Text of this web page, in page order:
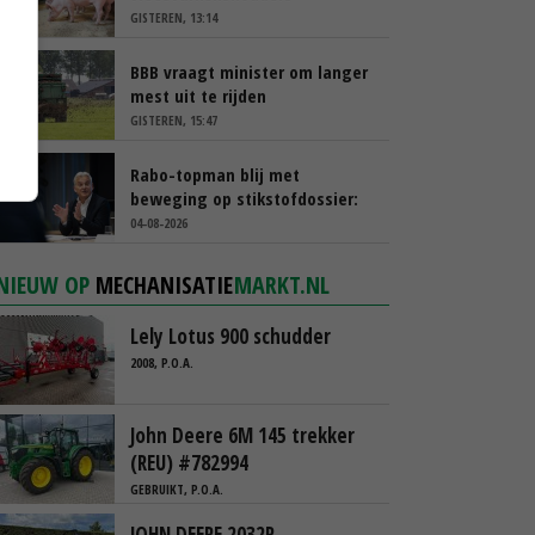
GISTEREN, 13:14
BBB vraagt minister om langer
mest uit te rijden
GISTEREN, 15:47
Rabo-topman blij met
beweging op stikstofdossier:
‘Verdienmodel van boeren blijft
04-08-2026
OP MECHANISATIEMARKT.NL
Lely Lotus 900 schudder
2008, P.O.A.
John Deere 6M 145 trekker
(REU) #782994
GEBRUIKT, P.O.A.